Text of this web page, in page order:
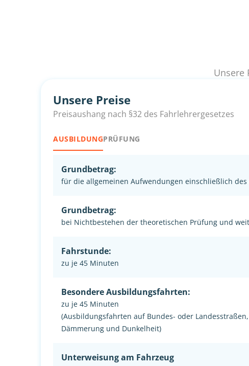
Unsere
Unsere Preise
Preisaushang nach §32 des Fahrlehrergesetzes
AUSBILDUNGPRÜFUNG
Grundbetrag:
für die allgemeinen Aufwendungen einschließlich
Grundbetrag:
bei Nichtbestehen der theoretischen Prüfung und
Fahrstunde:
zu je 45 Minuten
Besondere Ausbildungsfahrten:
zu je 45 Minuten
(Ausbildungsfahrten auf Bundes- oder
Dämmerung und Dunkelheit)
Unterweisung am Fahrzeug